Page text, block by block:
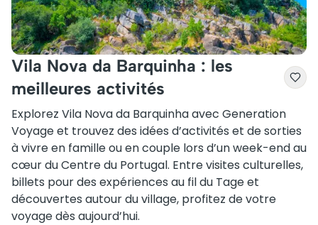
Vila Nova da Barquinha : les
meilleures activités
Explorez Vila Nova da Barquinha avec Generation
Voyage et trouvez des idées d’activités et de sorties
à vivre en famille ou en couple lors d’un week-end au
cœur du Centre du Portugal. Entre visites culturelles,
billets pour des expériences au fil du Tage et
découvertes autour du village, profitez de votre
voyage dès aujourd’hui.